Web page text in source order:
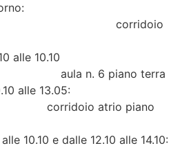
alle 10.10
6 piano terra
alle 13.05:
atrio piano
10.10 e dalle 12.10 alle 14.10: